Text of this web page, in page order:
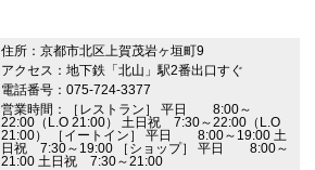
住所：京都市北区上賀茂岩ヶ垣町9
アクセス：地下鉄「北山」駅2番出口すぐ
電話番号：075-724-3377
営業時間：［レストラン］ 平日 8:00～
22:00（L.O 21:00） 土日祝 7:30～22:00（L.O
21:00） ［イートイン］ 平日 8:00～19:00 土
日祝 7:30～19:00 ［ショップ］ 平日 8:00～
21:00 土日祝 7:30～21:00